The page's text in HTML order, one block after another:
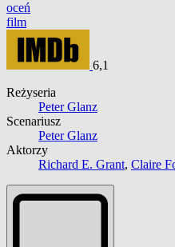
oceń
film
6,1
Reżyseria
Peter Glanz
Scenariusz
Peter Glanz
Aktorzy
Richard E. Grant, Claire